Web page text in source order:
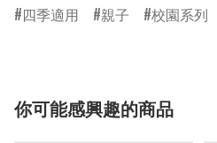
四季適用
親子 校園系列
你可能感興趣的商品